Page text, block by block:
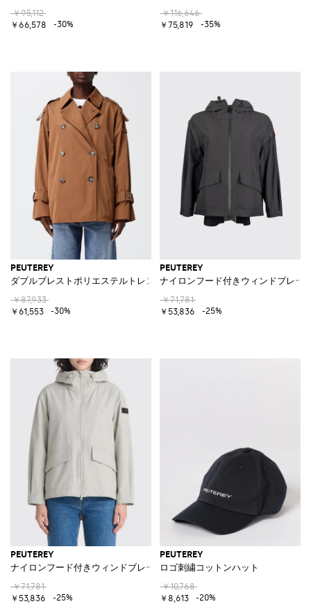
￥95,112
￥66,578
-30%
￥116,646
￥75,819
-35%
PEUTEREY
ダブルブレストポリエステルトレンチ
￥87,933
￥61,553
-30%
PEUTEREY
ナイロンフード付きウィンドブレー
￥71,781
￥53,836
-25%
PEUTEREY
ナイロンフード付きウィンドブレーカー
￥71,781
￥53,836
-25%
PEUTEREY
ロゴ刺繍コットンハット
￥10,768
￥8,613
-20%